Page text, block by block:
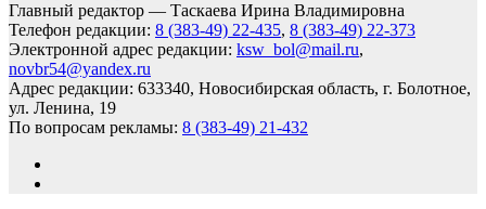
Главный редактор — Таскаева Ирина Владимировна
Телефон редакции: 8 (383-49) 22-435, 8 (383-49) 22-373
Электронной адрес редакции: ksw_bol@mail.ru,
novbr54@yandex.ru
Адрес редакции: 633340, Новосибирская область, г. Болотное,
ул. Ленина, 19
По вопросам рекламы: 8 (383-49) 21-432